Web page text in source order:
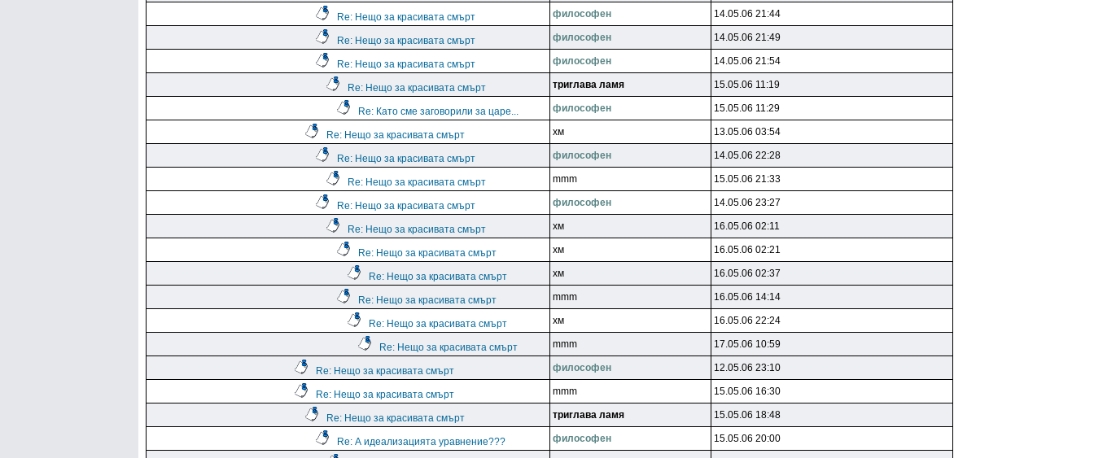
Re: Нещо за красивата смърт филocoфeн 14.05.06 21:44
Re: Нещо за красивата смърт филocoфeн 14.05.06 21:49
Re: Нещо за красивата смърт филocoфeн 14.05.06 21:54
Re: Нещо за красивата смърт тpиrлaвa лaмя 15.05.06 11:19
Re: Като сме заговорили за царе... филocoфeн 15.05.06 11:29
Re: Нещо за красивата смърт xм 13.05.06 03:54
Re: Нещо за красивата смърт филocoфeн 14.05.06 22:28
Re: Нещо за красивата смърт mmm 15.05.06 21:33
Re: Нещо за красивата смърт филocoфeн 14.05.06 23:27
Re: Нещо за красивата смърт xм 16.05.06 02:11
Re: Нещо за красивата смърт xм 16.05.06 02:21
Re: Нещо за красивата смърт xм 16.05.06 02:37
Re: Нещо за красивата смърт mmm 16.05.06 14:14
Re: Нещо за красивата смърт xм 16.05.06 22:24
Re: Нещо за красивата смърт mmm 17.05.06 10:59
Re: Нещо за красивата смърт филocoфeн 12.05.06 23:10
Re: Нещо за красивата смърт mmm 15.05.06 16:30
Re: Нещо за красивата смърт тpиrлaвa лaмя 15.05.06 18:48
Re: А идеализацията уравнение??? филocoфeн 15.05.06 20:00